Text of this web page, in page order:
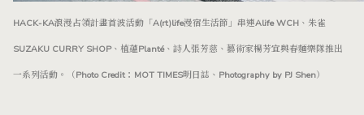
HACK-KA浪漫占領計畫首波活動「A(rt)life漫宿生活節」串連Alife WCH、朱雀
SUZAKU CURRY SHOP、植蘊Planté、詩人張芳慈、藝術家楊芳宜與春麵樂隊推出
一系列活動。（Photo Credit：MOT TIMES明日誌、Photography by PJ Shen）